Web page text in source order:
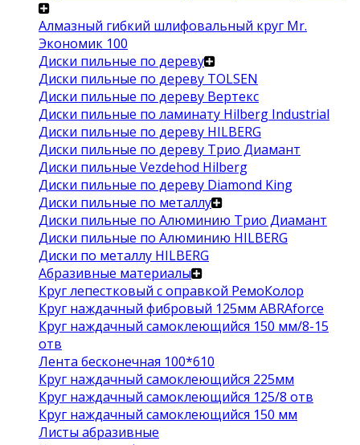
Алмазный гибкий шлифовальный круг Mr.
Экономик 100
Диски пильные по дереву
Диски пильные по дереву TOLSEN
Диски пильные по дереву Вертекс
Диски пильные по ламинату Hilberg Industrial
Диски пильные по дереву HILBERG
Диски пильные по дереву Трио Диамант
Диски пильные Vezdehod Hilberg
Диски пильные по дереву Diamond King
Диски пильные по металлу
Диски пильные по Алюминию Трио Диамант
Диски пильные по Алюминию HILBERG
Диски по металлу HILBERG
Абразивные материалы
Круг лепестковый с оправкой РемоКолор
Круг наждачный фибровый 125мм ABRAforce
Круг наждачный самоклеющийся 150 мм/8-15
отв
Лента бесконечная 100*610
Круг наждачный самоклеющийся 225мм
Круг наждачный самоклеющийся 125/8 отв
Круг наждачный самоклеющийся 150 мм
Листы абразивные